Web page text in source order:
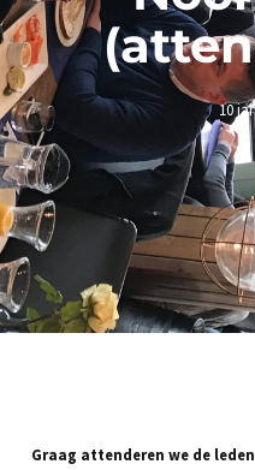
10
Graag attenderen we de